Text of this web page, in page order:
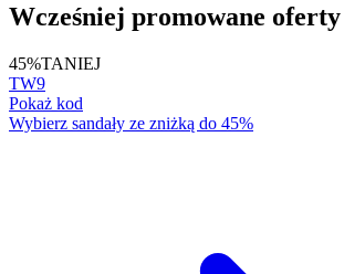
Wcześniej promowane
45%TANIEJ
TW9
Pokaż kod
Wybierz sandały ze zniżką do 45%